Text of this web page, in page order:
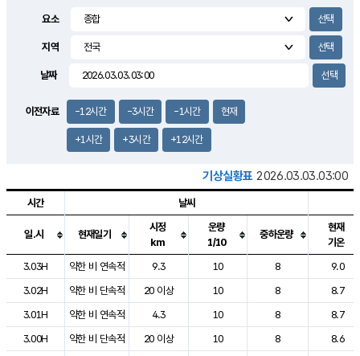
0.7m/s
요소
지역
날짜
이전자료 -12시간 -3시간 -1시간 현재
+1시간 +3시간 +12시간
기상실황표 2026.03.03.03:00
도시별 기상실황표로 지점, 날씨, 기온, 강수, 바람, 기압등을 안내한 표입
시간 날씨
일.시 현재일기
시정
km
운량
1/10
중하운량
현재
기온
3.03H
약한 비 연속적 9.3 10 8
9.0
3.02H
약한 비 단속적 20 이상 10 8
8.7
3.01H
약한 비 연속적 4.3 10 8
8.7
3.00H
약한 비 단속적 20 이상 10 8
8.6